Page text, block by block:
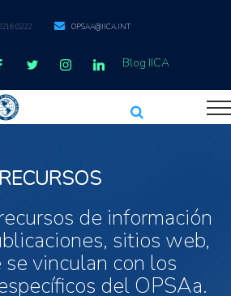
0222 OPSAA@IICA.INT
Blog IICA
RECURSOS
de información
sitios web,
vinculan con los
del OPSAa.